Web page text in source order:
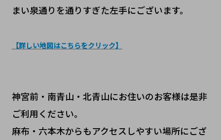
まい泉通りを通りすぎた左手にございます。
【詳しい地図はこちらをクリック】
神宮前・南青山・北青山にお住いのお客様は是非
ご利用ください。
麻布・六本木からもアクセスしやすい場所にござ